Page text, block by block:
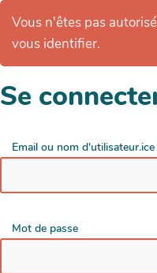
Vous n'êtes pas
vous identifier.
Se
Email ou nom d'utilisateur.ice
Mot de passe